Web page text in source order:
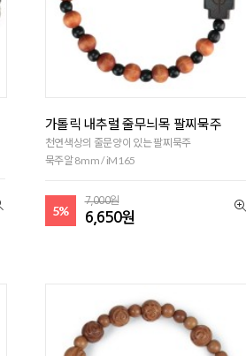
가톨릭 내추럴 줄무늬목 팔찌묵주
천연색상의 줄문양이 있는 팔찌묵주
묵주알 8mm / iM165
5%
7,000원
6,650원